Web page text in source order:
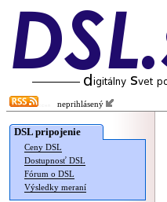
neprihlásený
DSL pripojenie
Ceny DSL
Dostupnosť DSL
Fórum o DSL
Výsledky meraní